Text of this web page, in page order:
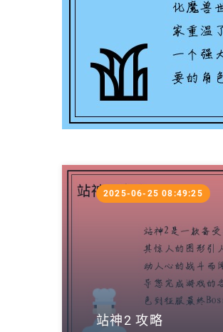
站神2 攻略
2025-06-25 08:49:25